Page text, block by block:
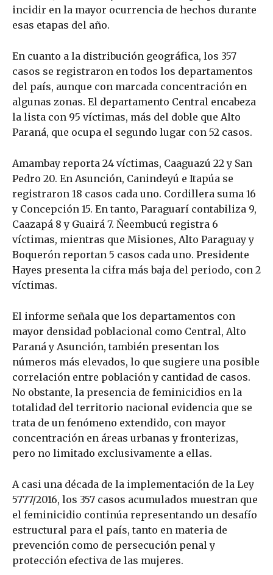
incidir en la mayor ocurrencia de hechos durante
esas etapas del año.
En cuanto a la distribución geográfica, los 357
casos se registraron en todos los departamentos
del país, aunque con marcada concentración en
algunas zonas. El departamento Central encabeza
la lista con 95 víctimas, más del doble que Alto
Paraná, que ocupa el segundo lugar con 52 casos.
Amambay reporta 24 víctimas, Caaguazú 22 y San
Pedro 20. En Asunción, Canindeyú e Itapúa se
registraron 18 casos cada uno. Cordillera suma 16
y Concepción 15. En tanto, Paraguarí contabiliza 9,
Caazapá 8 y Guairá 7. Ñeembucú registra 6
víctimas, mientras que Misiones, Alto Paraguay y
Boquerón reportan 5 casos cada uno. Presidente
Hayes presenta la cifra más baja del periodo, con 2
víctimas.
El informe señala que los departamentos con
mayor densidad poblacional como Central, Alto
Paraná y Asunción, también presentan los
números más elevados, lo que sugiere una posible
correlación entre población y cantidad de casos.
No obstante, la presencia de feminicidios en la
totalidad del territorio nacional evidencia que se
trata de un fenómeno extendido, con mayor
concentración en áreas urbanas y fronterizas,
pero no limitado exclusivamente a ellas.
A casi una década de la implementación de la Ley
5777/2016, los 357 casos acumulados muestran que
el feminicidio continúa representando un desafío
estructural para el país, tanto en materia de
prevención como de persecución penal y
protección efectiva de las mujeres.